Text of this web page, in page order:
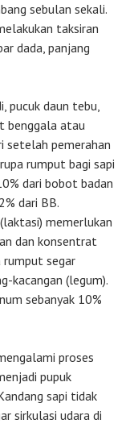
sebulan sekali.
taksiran
dada, panjang
pucuk daun tebu,
benggala atau
setelah pemerahan
rumput bagi sapi
dari bobot badan
dari BB.
memerlukan
dan konsentrat
rumput segar
kacangan (legum).
sebanyak 10%
proses
pupuk
sapi tidak
sirkulasi udara di